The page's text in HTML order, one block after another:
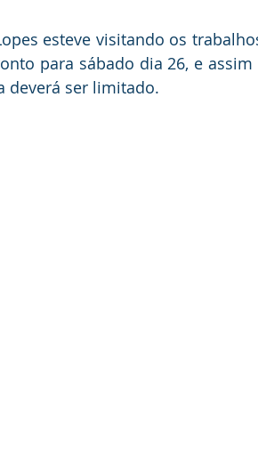
esteve visitando os
para sábado dia 26, e
deverá ser limitado.